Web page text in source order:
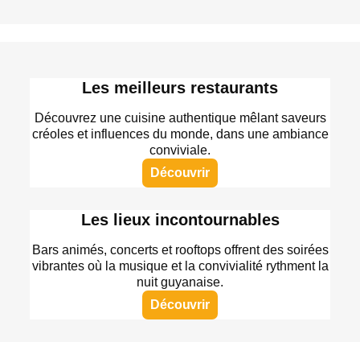
Les meilleurs restaurants
Découvrez une cuisine authentique mêlant saveurs
créoles et influences du monde, dans une ambiance
conviviale.
Découvrir
Les lieux incontournables
Bars animés, concerts et rooftops offrent des soirées
vibrantes où la musique et la convivialité rythment la
nuit guyanaise.
Découvrir